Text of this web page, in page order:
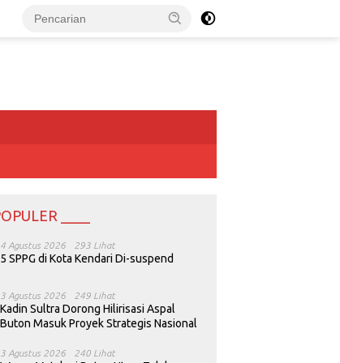
____
4 Agustus 2026 293 Lihat
5 SPPG di Kota Kendari Di-suspend
3 Agustus 2026 249 Lihat
Kadin Sultra Dorong Hilirisasi Aspal
Buton Masuk Proyek Strategis Nasional
3 Agustus 2026 240 Lihat